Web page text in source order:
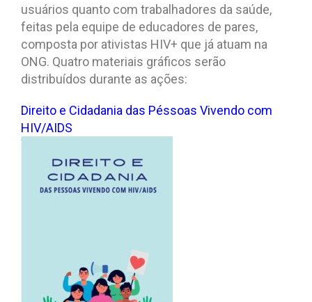
usuários quanto com trabalhadores da saúde,
feitas pela equipe de educadores de pares,
composta por ativistas HIV+ que já atuam na
ONG. Quatro materiais gráficos serão
distribuídos durante as ações:
Direito e Cidadania das Péssoas Vivendo com
HIV/AIDS